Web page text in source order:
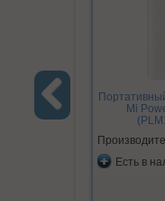
Mi
Есть в